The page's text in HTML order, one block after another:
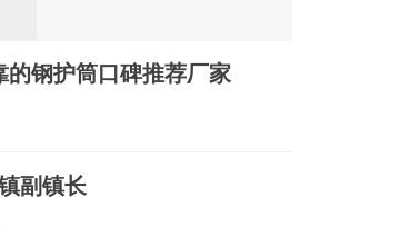
的钢护筒口碑推荐厂家
副镇长